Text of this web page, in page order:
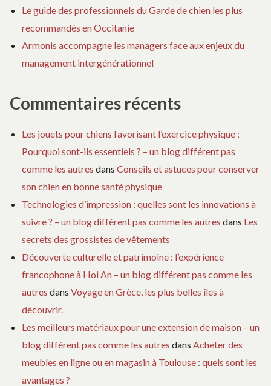
Le guide des professionnels du Garde de chien les plus
recommandés en Occitanie
Armonis accompagne les managers face aux enjeux du
management intergénérationnel
Commentaires récents
Les jouets pour chiens favorisant l’exercice physique :
Pourquoi sont-ils essentiels ? – un blog différent pas
comme les autres dans Conseils et astuces pour conserver
son chien en bonne santé physique
Technologies d’impression : quelles sont les innovations à
suivre ? – un blog différent pas comme les autres dans Les
secrets des grossistes de vêtements
Découverte culturelle et patrimoine : l’expérience
francophone à Hoi An – un blog différent pas comme les
autres dans Voyage en Grèce, les plus belles îles à
découvrir.
Les meilleurs matériaux pour une extension de maison – un
blog différent pas comme les autres dans Acheter des
meubles en ligne ou en magasin à Toulouse : quels sont les
avantages ?